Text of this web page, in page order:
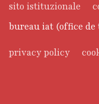
sito istituzionale
bureau iat (office de
privacy policy